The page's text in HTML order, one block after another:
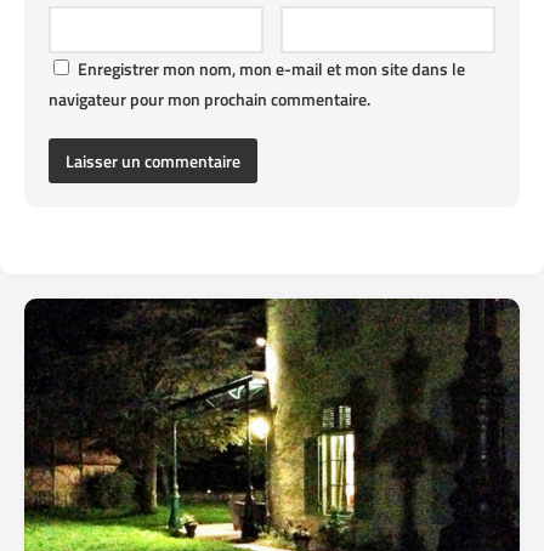
Enregistrer mon nom, mon e-mail et mon site dans le
navigateur pour mon prochain commentaire.